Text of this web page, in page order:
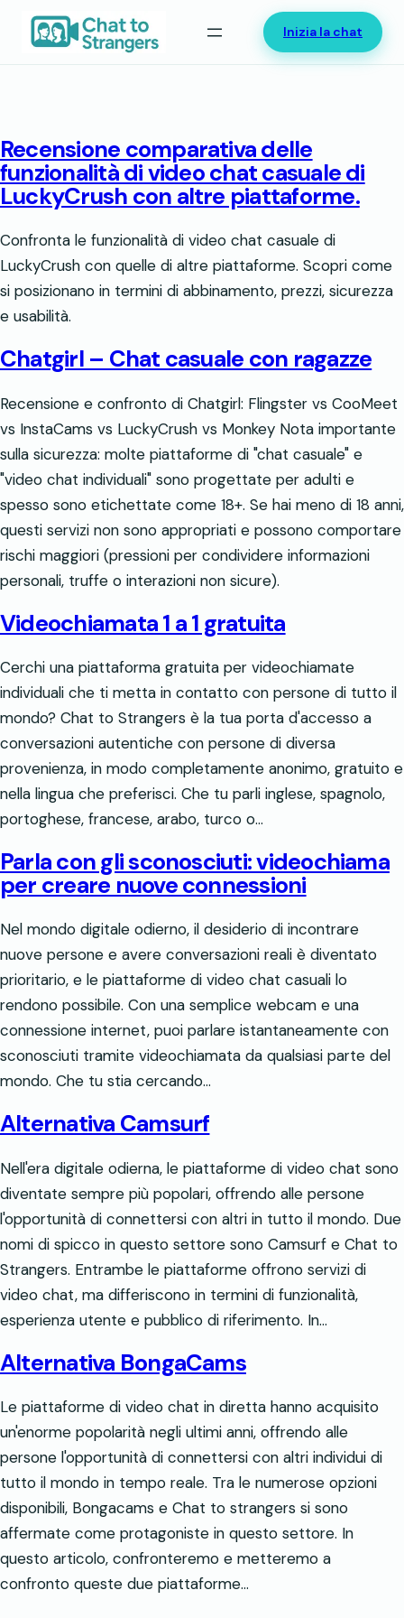
Inizia la chat
Recensione comparativa delle
funzionalità di video chat casuale di
LuckyCrush con altre piattaforme.
Confronta le funzionalità di video chat casuale di
LuckyCrush con quelle di altre piattaforme. Scopri come
si posizionano in termini di abbinamento, prezzi, sicurezza
e usabilità.
Chatgirl – Chat casuale con ragazze
Recensione e confronto di Chatgirl: Flingster vs CooMeet
vs InstaCams vs LuckyCrush vs Monkey Nota importante
sulla sicurezza: molte piattaforme di "chat casuale" e
"video chat individuali" sono progettate per adulti e
spesso sono etichettate come 18+. Se hai meno di 18 anni,
questi servizi non sono appropriati e possono comportare
rischi maggiori (pressioni per condividere informazioni
personali, truffe o interazioni non sicure).
Videochiamata 1 a 1 gratuita
Cerchi una piattaforma gratuita per videochiamate
individuali che ti metta in contatto con persone di tutto il
mondo? Chat to Strangers è la tua porta d'accesso a
conversazioni autentiche con persone di diversa
provenienza, in modo completamente anonimo, gratuito e
nella lingua che preferisci. Che tu parli inglese, spagnolo,
portoghese, francese, arabo, turco o…
Parla con gli sconosciuti: videochiama
per creare nuove connessioni
Nel mondo digitale odierno, il desiderio di incontrare
nuove persone e avere conversazioni reali è diventato
prioritario, e le piattaforme di video chat casuali lo
rendono possibile. Con una semplice webcam e una
connessione internet, puoi parlare istantaneamente con
sconosciuti tramite videochiamata da qualsiasi parte del
mondo. Che tu stia cercando…
Alternativa Camsurf
Nell'era digitale odierna, le piattaforme di video chat sono
diventate sempre più popolari, offrendo alle persone
l'opportunità di connettersi con altri in tutto il mondo. Due
nomi di spicco in questo settore sono Camsurf e Chat to
Strangers. Entrambe le piattaforme offrono servizi di
video chat, ma differiscono in termini di funzionalità,
esperienza utente e pubblico di riferimento. In…
Alternativa BongaCams
Le piattaforme di video chat in diretta hanno acquisito
un'enorme popolarità negli ultimi anni, offrendo alle
persone l'opportunità di connettersi con altri individui di
tutto il mondo in tempo reale. Tra le numerose opzioni
disponibili, Bongacams e Chat to strangers si sono
affermate come protagoniste in questo settore. In
questo articolo, confronteremo e metteremo a
confronto queste due piattaforme…